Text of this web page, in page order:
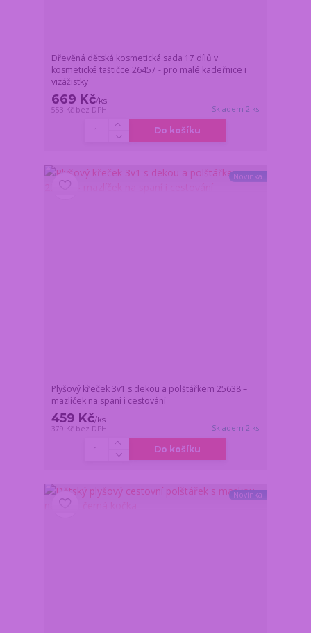
Dřevěná dětská kosmetická sada 17 dílů v
kosmetické taštičce 26457 - pro malé kadeřnice i
vizážistky
669 Kč/ks
553 Kč bez DPH Skladem 2 ks
Do košíku
Novinka
Plyšový křeček 3v1 s dekou a polštářkem 25638 –
mazlíček na spaní i cestování
459 Kč/ks
379 Kč bez DPH Skladem 2 ks
Do košíku
Novinka